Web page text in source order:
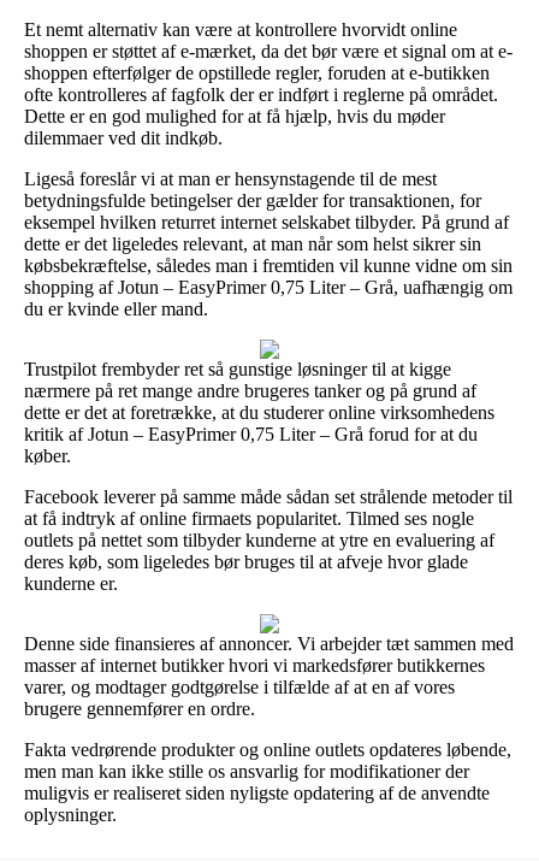
Et nemt alternativ kan være at kontrollere hvorvidt online
shoppen er støttet af e-mærket, da det bør være et signal om at e-
shoppen efterfølger de opstillede regler, foruden at e-butikken
ofte kontrolleres af fagfolk der er indført i reglerne på området.
Dette er en god mulighed for at få hjælp, hvis du møder
dilemmaer ved dit indkøb.
Ligeså foreslår vi at man er hensynstagende til de mest
betydningsfulde betingelser der gælder for transaktionen, for
eksempel hvilken returret internet selskabet tilbyder. På grund af
dette er det ligeledes relevant, at man når som helst sikrer sin
købsbekræftelse, således man i fremtiden vil kunne vidne om sin
shopping af Jotun – EasyPrimer 0,75 Liter – Grå, uafhængig om
du er kvinde eller mand.
Trustpilot frembyder ret så gunstige løsninger til at kigge
nærmere på ret mange andre brugeres tanker og på grund af
dette er det at foretrække, at du studerer online virksomhedens
kritik af Jotun – EasyPrimer 0,75 Liter – Grå forud for at du
køber.
Facebook leverer på samme måde sådan set strålende metoder til
at få indtryk af online firmaets popularitet. Tilmed ses nogle
outlets på nettet som tilbyder kunderne at ytre en evaluering af
deres køb, som ligeledes bør bruges til at afveje hvor glade
kunderne er.
Denne side finansieres af annoncer. Vi arbejder tæt sammen med
masser af internet butikker hvori vi markedsfører butikkernes
varer, og modtager godtgørelse i tilfælde af at en af vores
brugere gennemfører en ordre.
Fakta vedrørende produkter og online outlets opdateres løbende,
men man kan ikke stille os ansvarlig for modifikationer der
muligvis er realiseret siden nyligste opdatering af de anvendte
oplysninger.